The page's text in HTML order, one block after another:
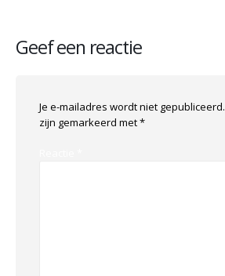
Geef een reactie
Je e-mailadres wordt niet gepubliceerd.
zijn gemarkeerd met*